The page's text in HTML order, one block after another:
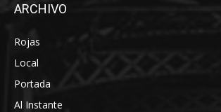
ARCHIVO
Rojas
Local
Portada
Al Instante